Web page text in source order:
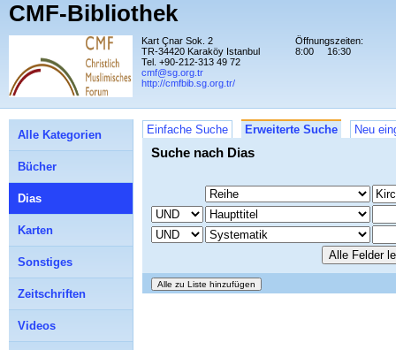
CMF-Bibliothek
Kart Çnar Sok. 2
TR-34420 Karaköy Istanbul
Tel. +90-212-313 49 72
cmf@sg.org.tr
http://cmfbib.sg.org.tr/
Öffnungszeiten:
8:00
16:30
Einfache Suche Erweiterte Suche Neu
Suche nach Dias
Alle Kategorien
Bücher
Dias
Karten
Sonstiges
Zeitschriften
Videos